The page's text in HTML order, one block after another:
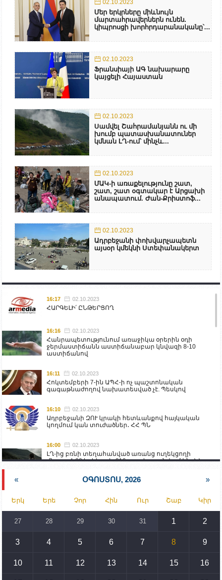
02.10.2023
Մեր երկրները միևնույն
մարտահրավերներն ունեն.
կիպրոսցի խորհրդարանականը՝...
02.10.2023
Ֆրանսիայի ԱԳ նախարարը
կայցելի Հայաստան
02.10.2023
Սամվել Շահրամանյանն ու մի
խումբ պատասխանատուներ
կմնան ԼՂ-ում՝ մինչև...
02.10.2023
ՄԱԿ-ի առաքելությունը շատ,
շատ, շատ օգտակար է Արցախի
անապատում. Ժան-Քրիստոֆ...
02.10.2023
Ադրբեջանի փոխվարչապետն
այսօր կմեկնի Ստեփանակերտ
16:17 02.10.2023
ՀԱՐԳԵԼԻ՛ ԸՆԹԵՐՑՈՂ
16:16 02.10.2023
Հանրապետությունում առաջիկա օրերին օդի
ջերմաստիճանն աստիճանաբար կնվազի 8-10
աստիճանով
16:11 02.10.2023
Հոկտեմբերի 7-ին ԱՊՀ-ի ոչ պաշտոնական
գագաթնաժողով նախատեսված չէ. Պեսկով
16:10 02.10.2023
Ադրբեջանի ԶՈՒ կրակի հետևանքով հայկական
կողմում կան տուժածներ․ ՀՀ ՊՆ
16:00 02.10.2023
ԼՂ-ից բռնի տեղահանված առանց ուղեկցողի
մնացած 20 երեխա և 216 տարեց գտնվում են ՀՀ
նախարարության հոգածության ներքո
Իրանը կողմ է տարածաշրջանի համար շահավետ
տրանսպորտային հաղորդակցությունների
զարգացմանը, սակայն ոչ՝ միջազգային
սահմանների փոփոխությանը
15:10 02.10.2023
սպառնալիքները կասեցնելու համար. իսպանացի
պատգամավորը Գորիսում է
« ՕԳՈՍՏՈՍ, 2026 »
Երկ Երե Չոր Հին Ուր Շաբ Կիր
27 28 29 30 31 1 2
3 4 5 6 7 8 9
10 11 12 13 14 15 16